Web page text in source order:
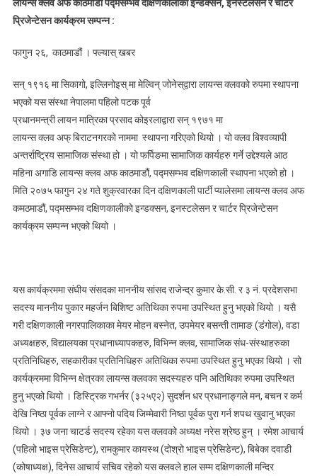
लायन्स क्लव अफ काठमाडौं पद्मसम्भव दक्षिणकालीको इन्डक्सन,इनस्टलेसन र चार्टर
प्रिजेन्टेसन कार्यक्रम सम्पन्न:
फागुन २६, काठमाडौं । फ्ल्यास् खबर
सन् १९१६ मा सिकागो, इल्लिनोइस् मा मेल्विन् जोनेस्‌द्वारा लायन्स क्लवको रुपमा स्थापना
भएको यस संस्था नेपालमा पहिलो पटक पूर्व
प्रधानमन्त्री लायन मात्रिका प्रसाद कोइरलाद्वारा सन् १९७१ मा
लायन्स क्लव अफ् बिराटनगरको नाममा स्थापना गरिएको थियो । यो क्लव बिश्वव्यापी
अन्तर्राष्ट्रिय सामाजिक संस्था हो । यो फर्पिङमा सामाजिक कार्यहरु गर्ने उद्देश्यले आठ
महिना अगाडि लायन्स क्लव अफ काठमाडौं, पद्मसम्भव दक्षिणकाली स्थापना भएको हो ।
मिति २०७५ फागुन २४ गते शुक्रवारका दिन दक्षिणकाली पार्टी प्यालेसमा लायन्स क्लव अफ
कमठमाडौं, पद्मसम्भव दक्षिणकालीको इन्डक्सन, इनस्टलेसन र चार्टर प्रिजेन्टेसन
कार्यक्रम सम्पन्न भएको थियो ।
यस कार्यक्रममा संघीय संसदका माननीय सांसद राजेन्द्र कुमार के.सी. र ३ नं. प्रदेशसभा
सदस्य माननीय पुकार महर्जन बिशिष्ट अतिथिका रुपमा उपस्थित हुनु भएको थियो । यसै
गरी दक्षिणकाली नगरपालिकाका मेयर मोहन बस्नेत, उपमेयर बसन्ती तामाङ (डंगोल), वडा
अध्यक्षहरु, विद्यालयका प्रधानाध्यापकहरु, विभिन्न क्लव, सामाजिक संध-संस्थाहरुका
प्रतिनिधिहरु, सहकारीका प्रतिनिधिहरु अतिथिका रुपमा उपस्थित हुनु भएका थियो । सो
कार्यक्रममा विभिन्न क्षेत्रका लायन्स क्लवका सदस्यहरु पनि अतिथिका रुपमा उपस्थित
हुनु भएको थियो । डिस्ट्रिक गभर्नर (३२५ए२) सुदर्शन धर प्रधानाङ्गले मन, बचन र कर्म
देखि निष्ठा पूर्वक लाग्ने र आफ्नो पदिय जिम्मेवारी निष्ठा पूर्वक पुरा गर्न शपथ खुवानु भएका
थियो । ३७ जना चाटर्ड सदस्य रहेका यस क्लवको अध्यक्ष नरेस श्रेष्ठ हुन् । रमेश आचार्य
(पहिलो भाइस प्रेसिडेन्ट), रामकुमार कायस्थ (दोश्रो भाइस प्रेसिडेन्ट), बिबेका दवाडी
(कोषाध्यक्ष), दिनेस आचार्य सचिव रहेको यस क्लवले हाल सम्म दक्षिणकाली मन्दिर